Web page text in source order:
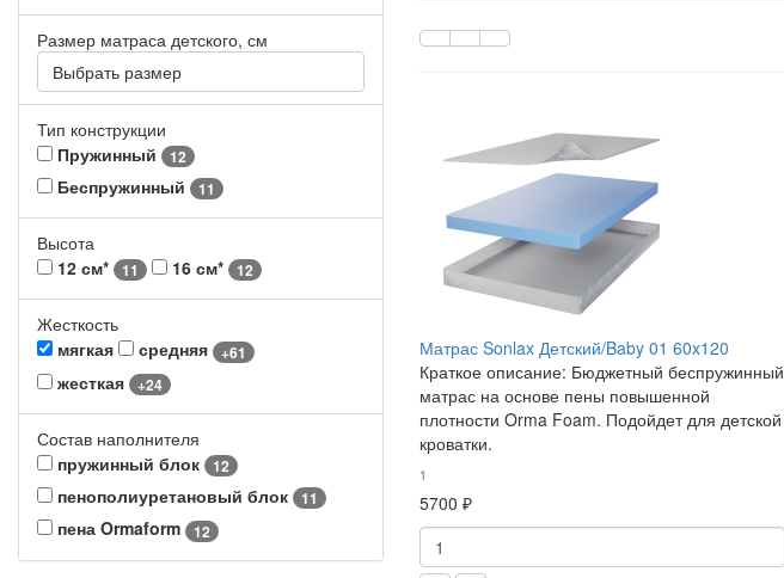
Размер матраса детского, см
Выбрать размер
Тип конструкции
Пружинный
12
Беспружинный 11
Высота
12 см*
11 16 см* 12
Жесткость
мягкая
средняя +61
жесткая +24
Состав наполнителя
пружинный блок
12
пенополиуретановый блок 11
пена Ormaform 12
Матрас Sonlax Детский/Baby 01 60x120
Краткое описание: Бюджетный беспружинный
матрас на основе пены повышенной
плотности Orma Foam. Подойдет для детской
кроватки.
1
5700 ₽